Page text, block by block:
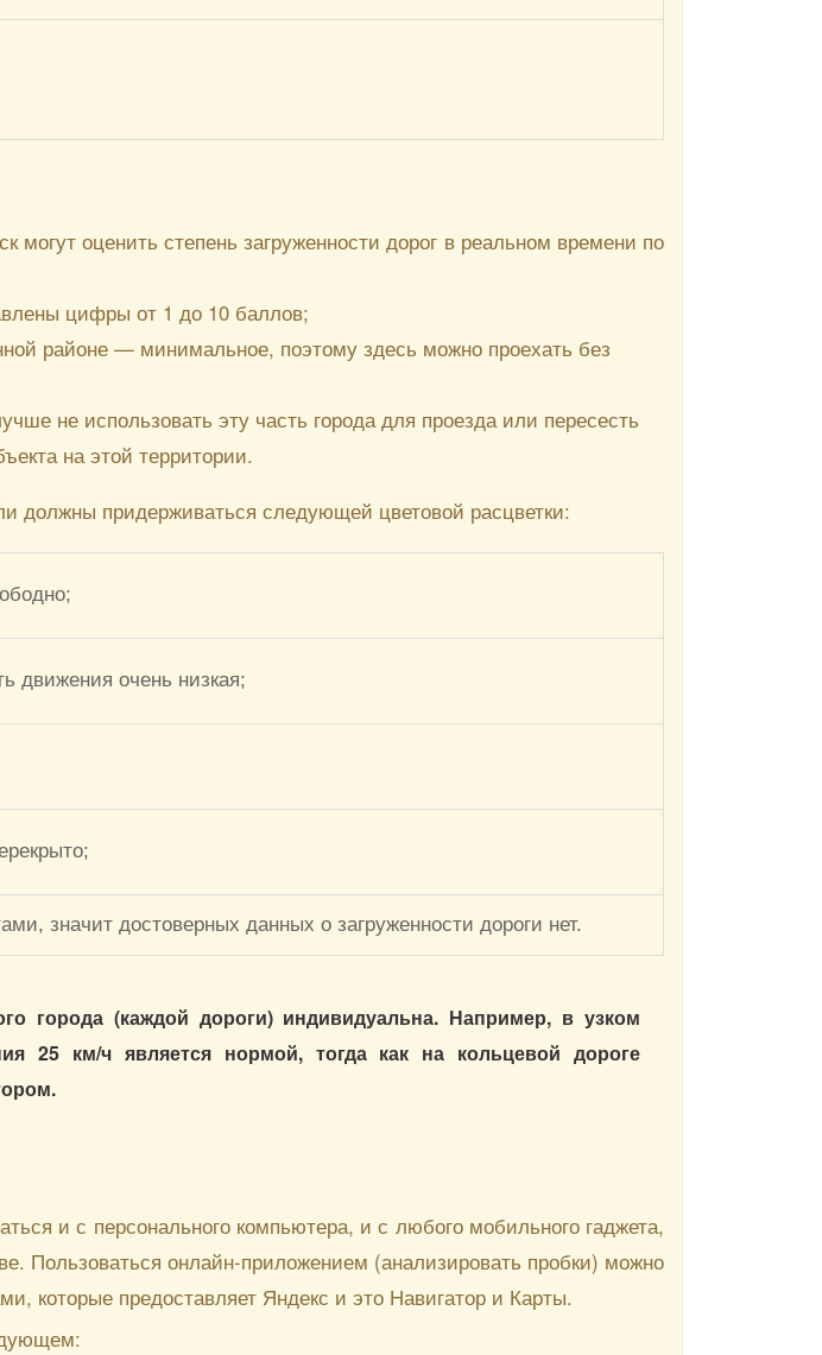
оценить степень загруженности дорог в реальном времени по
цифры от 1 до 10 баллов;
районе — минимальное, поэтому здесь можно проехать без
не использовать эту часть города для проезда или пересесть
на этой территории.
должны придерживаться следующей цветовой расцветки:
движения очень низкая;
значит достоверных данных о загруженности дороги нет.
города (каждой дороги) индивидуальна. Например, в узком
25 км/ч является нормой, тогда как на кольцевой дороге
и с персонального компьютера, и с любого мобильного гаджета,
Пользоваться онлайн-приложением (анализировать пробки) можно
которые предоставляет Яндекс и это Навигатор и Карты.